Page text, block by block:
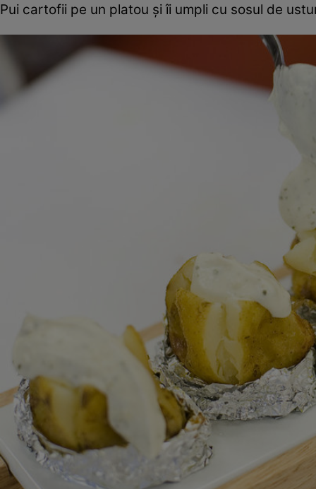
Pui cartofii pe un platou şi îi umpli cu sosul de